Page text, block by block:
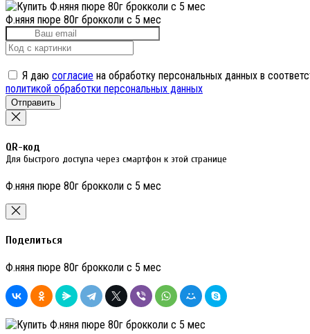
Ф.няня пюре 80г брокколи с 5 мес
Я даю согласие на обработку персональных данных в
политикой обработки персональных данных
Отправить
QR-код
Для быстрого доступа через смартфон к этой странице
Ф.няня пюре 80г брокколи с 5 мес
Поделиться
Ф.няня пюре 80г брокколи с 5 мес